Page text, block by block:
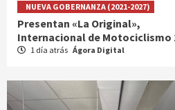
NUEVA GOBERNANZA (2021-2027)
Presentan «La Original»,
Internacional de Motociclismo
1 día atrás Ágora Digital